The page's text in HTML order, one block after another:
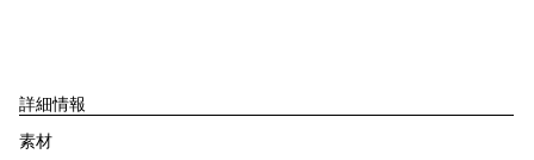
詳細情報
素材